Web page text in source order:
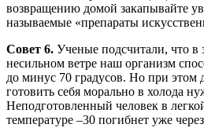
возвращению домой закапывайте
называемые «препараты
Совет 6. Ученые подсчитали, что
несильном ветре наш организм
до минус 70 градусов. Но при этом
готовить себя морально в холода
Неподготовленный человек в
температуре –30 погибнет уже